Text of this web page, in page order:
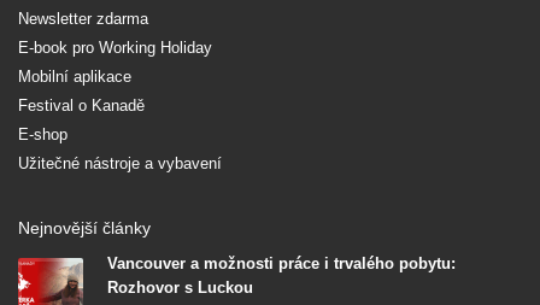
Newsletter zdarma
E-book pro Working Holiday
Mobilní aplikace
Festival o Kanadě
E-shop
Užitečné nástroje a vybavení
Nejnovější články
Vancouver a možnosti práce i trvalého pobytu:
Rozhovor s Luckou